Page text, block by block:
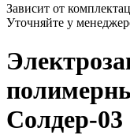
Зависит от
Уточняйте у
Солдер-03